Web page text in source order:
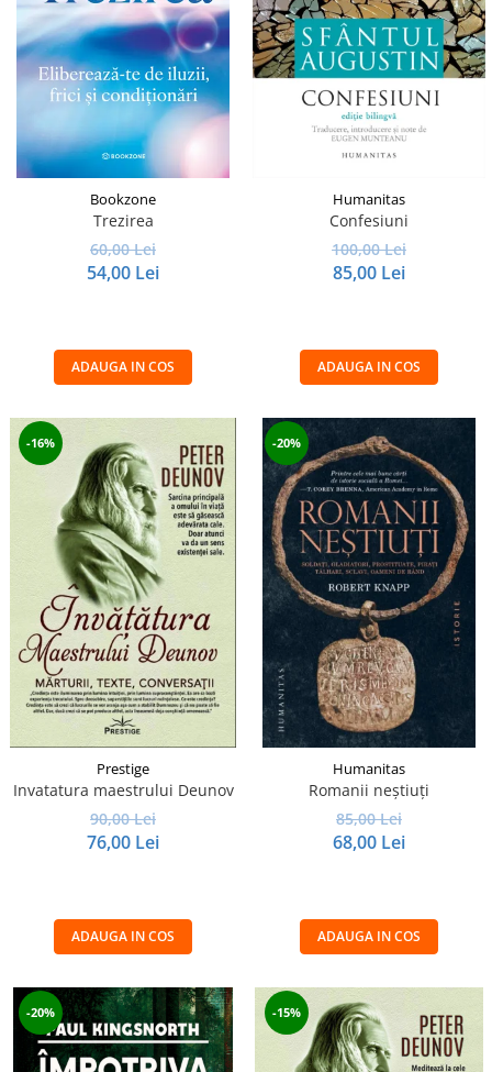
Manuale și Dicționare
Medicină și Sănătate
Practic. Casă și Grădina
Psihologie
Religie
Spiritualitate
Știință și Tehnologie
Științe Politice
Bookzone
Trezirea
60,00 Lei
54,00 Lei
ADAUGA IN COS
Humanitas
Confesiuni
100,00 Lei
85,00 Lei
ADAUGA IN COS
-16%
Prestige
Invatatura maestrului Deunov
90,00 Lei
76,00 Lei
ADAUGA IN COS
-20%
Humanitas
Romanii neştiuţi
85,00 Lei
68,00 Lei
ADAUGA IN COS
-20% -15%